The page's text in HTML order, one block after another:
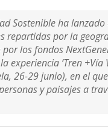
Sostenible ha
repartidas por la
por los fondos
experiencia ‘Tren
26-29 junio), en el
y paisajes a